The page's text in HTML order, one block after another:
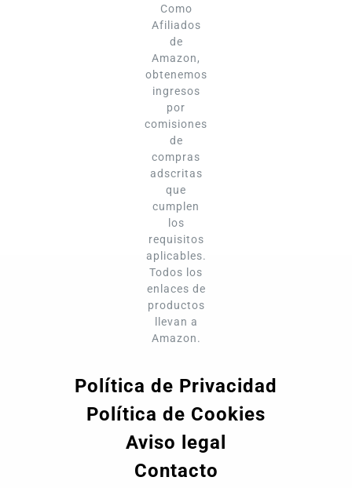
Como
Afiliados
de
Amazon,
obtenemos
ingresos
por
comisiones
de
compras
adscritas
que
cumplen
los
requisitos
aplicables.
Todos los
enlaces de
productos
llevan a
Amazon.
Política de Privacidad
Política de Cookies
Aviso legal
Contacto